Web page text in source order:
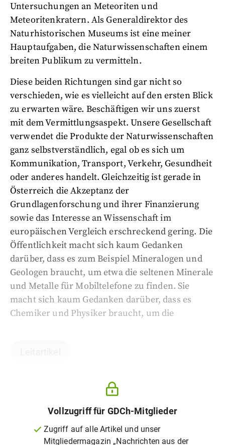
Untersuchungen an Meteoriten und
Meteoritenkratern. Als Generaldirektor des
Naturhistorischen Museums ist eine meiner
Hauptaufgaben, die Naturwissenschaften einem
breiten Publikum zu vermitteln.
Diese beiden Richtungen sind gar nicht so
verschieden, wie es vielleicht auf den ersten Blick
zu erwarten wäre. Beschäftigen wir uns zuerst
mit dem Vermittlungsaspekt. Unsere Gesellschaft
verwendet die Produkte der Naturwissenschaften
ganz selbstverständlich, egal ob es sich um
Kommunikation, Transport, Verkehr, Gesundheit
oder anderes handelt. Gleichzeitig ist gerade in
Österreich die Akzeptanz der
Grundlagenforschung und ihrer Finanzierung
sowie das Interesse an Wissenschaft im
europäischen Vergleich erschreckend gering. Die
Öffentlichkeit macht sich kaum Gedanken
darüber, dass es zum Beispiel Mineralogen und
Geologen braucht, um etwa die seltenen Minerale
und Metalle für Mobiltelefone zu finden. Sie
macht sich kaum Gedanken darüber, dass es
Chemiker und Physiker braucht, um die
Vollzugriff für GDCh-Mitglieder
Zugriff auf alle Artikel und unser
Mitgliedermagazin „Nachrichten aus der